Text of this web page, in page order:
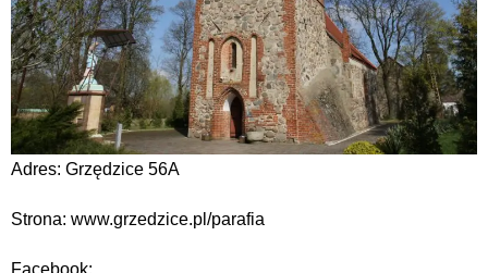
Adres: Grzędzice 56A
Strona: www.grzedzice.pl/parafia
Facebook: